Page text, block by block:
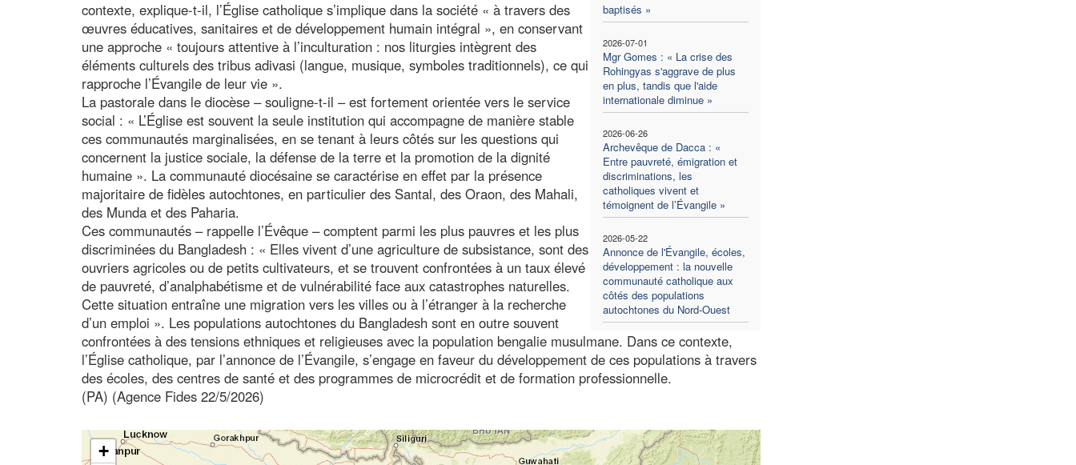
baptisés »
2026-07-01
Mgr Gomes : « La crise des
Rohingyas s'aggrave de plus
en plus, tandis que l'aide
internationale diminue »
2026-06-26
Archevêque de Dacca : «
Entre pauvreté, émigration et
discriminations, les
catholiques vivent et
témoignent de l’Évangile »
2026-05-22
Annonce de l'Évangile, écoles,
développement : la nouvelle
communauté catholique aux
côtés des populations
autochtones du Nord-Ouest
contexte, explique-t-il, l’Église catholique s’implique dans la société « à travers des
œuvres éducatives, sanitaires et de développement humain intégral », en conservant
une approche « toujours attentive à l’inculturation : nos liturgies intègrent des
éléments culturels des tribus adivasi (langue, musique, symboles traditionnels), ce qui
rapproche l’Évangile de leur vie ».
La pastorale dans le diocèse – souligne-t-il – est fortement orientée vers le service
social : « L’Église est souvent la seule institution qui accompagne de manière stable
ces communautés marginalisées, en se tenant à leurs côtés sur les questions qui
concernent la justice sociale, la défense de la terre et la promotion de la dignité
humaine ». La communauté diocésaine se caractérise en effet par la présence
majoritaire de fidèles autochtones, en particulier des Santal, des Oraon, des Mahali,
des Munda et des Paharia.
Ces communautés – rappelle l’Évêque – comptent parmi les plus pauvres et les plus
discriminées du Bangladesh : « Elles vivent d’une agriculture de subsistance, sont des
ouvriers agricoles ou de petits cultivateurs, et se trouvent confrontées à un taux élevé
de pauvreté, d’analphabétisme et de vulnérabilité face aux catastrophes naturelles.
Cette situation entraîne une migration vers les villes ou à l’étranger à la recherche
d’un emploi ». Les populations autochtones du Bangladesh sont en outre souvent
confrontées à des tensions ethniques et religieuses avec la population bengalie musulmane. Dans ce contexte,
l’Église catholique, par l’annonce de l’Évangile, s’engage en faveur du développement de ces populations à travers
des écoles, des centres de santé et des programmes de microcrédit et de formation professionnelle.
(PA) (Agence Fides 22/5/2026)
+